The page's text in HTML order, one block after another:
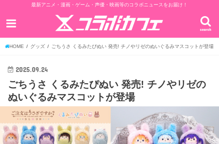
最新アニメ・漫画・ゲーム・声優・映画等のコラボニュースをお届け！
search
HOME グッズ ごちうさ くるみた​ぴぬい​ 発売! チノやリゼのぬいぐるみマスコットが登場
2025.09.24
ごちうさ くるみた​ぴぬい​ 発売! チノやリゼの
ぬいぐるみマスコットが登場